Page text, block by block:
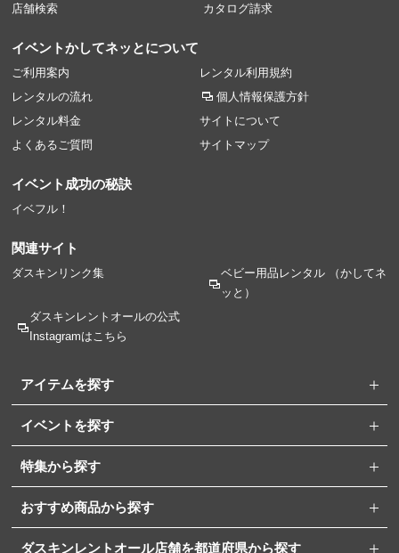
店舗検索
カタログ請求
イベントかしてネッとについて
ご利用案内
レンタルの流れ
レンタル料金
よくあるご質問
レンタル利用規約
個人情報保護方針
サイトについて
サイトマップ
イベント成功の秘訣
イベフル！
関連サイト
ダスキンリンク集 ベビー用品レンタル（かしてネ
ッと）
ダスキンレントオールの公式
Instagramはこちら
アイテムを探す
イベントを探す
特集から探す
おすすめ商品から探す
ダスキンレントオール店舗を都道府県から探す